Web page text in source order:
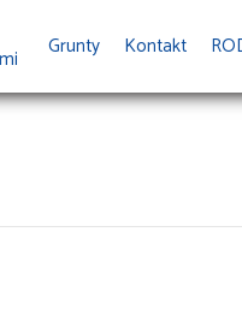
Grunty Kontakt